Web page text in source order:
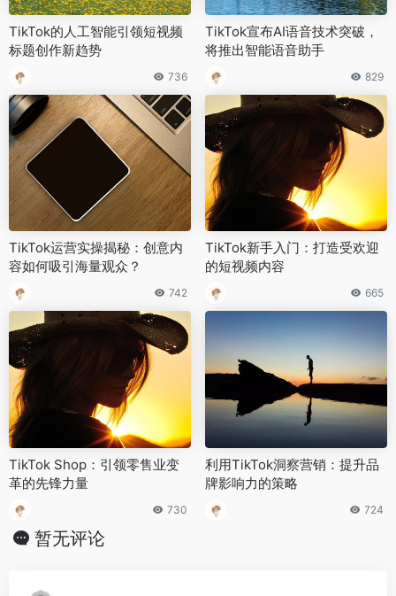
TikTok的人工智能引领短视频
标题创作新趋势
736
TikTok宣布AI语音技术突破，
将推出智能语音助手
829
TikTok运营实操揭秘：创意内
容如何吸引海量观众？
742
TikTok新手入门：打造受欢迎
的短视频内容
665
TikTok Shop：引领零售业变
革的先锋力量
730
利用TikTok洞察营销：提升品
牌影响力的策略
724
暂无评论